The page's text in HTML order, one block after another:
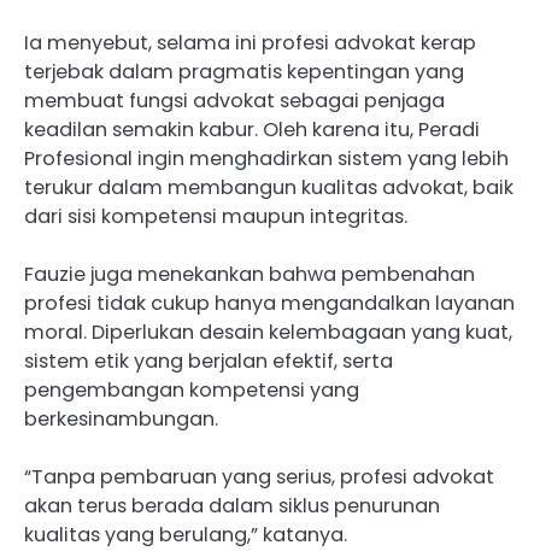
Ia menyebut, selama ini profesi advokat kerap
terjebak dalam pragmatis kepentingan yang
membuat fungsi advokat sebagai penjaga
keadilan semakin kabur. Oleh karena itu, Peradi
Profesional ingin menghadirkan sistem yang lebih
terukur dalam membangun kualitas advokat, baik
dari sisi kompetensi maupun integritas.
Fauzie juga menekankan bahwa pembenahan
profesi tidak cukup hanya mengandalkan layanan
moral. Diperlukan desain kelembagaan yang kuat,
sistem etik yang berjalan efektif, serta
pengembangan kompetensi yang
berkesinambungan.
“Tanpa pembaruan yang serius, profesi advokat
akan terus berada dalam siklus penurunan
kualitas yang berulang,” katanya.